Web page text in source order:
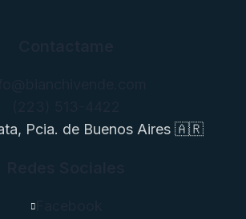
Pcia. de Buenos Aires 🇦🇷
Facebook